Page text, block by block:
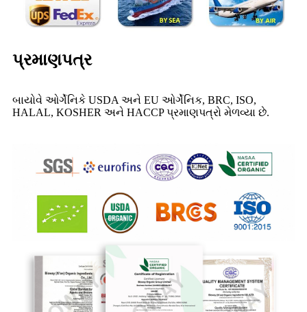
પ્રમાણપત્ર
બાયોવે ઓર્ગેનિકે USDA અને EU ઓર્ગેનિક, BRC, ISO,
HALAL, KOSHER અને HACCP પ્રમાણપત્રો મેળવ્યા છે.